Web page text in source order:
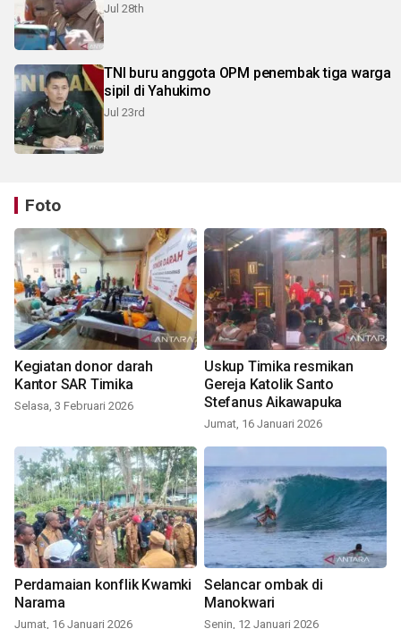
Jul 28th
TNI buru anggota OPM penembak tiga warga
sipil di Yahukimo
Jul 23rd
Foto
Kegiatan donor darah
Kantor SAR Timika
Selasa, 3 Februari 2026
Uskup Timika resmikan
Gereja Katolik Santo
Stefanus Aikawapuka
Jumat, 16 Januari 2026
Perdamaian konflik Kwamki
Narama
Jumat, 16 Januari 2026
Selancar ombak di
Manokwari
Senin, 12 Januari 2026